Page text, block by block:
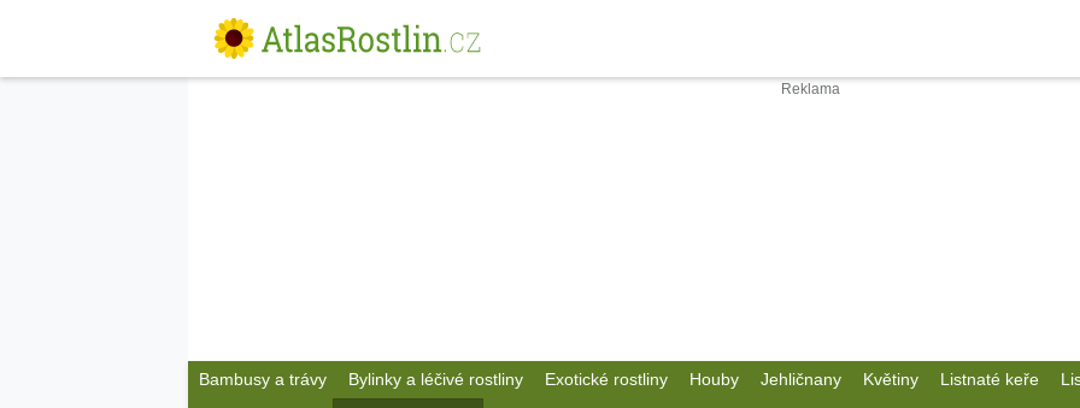
Bambusy a trávy Bylinky a léčivé rostliny Exotické rostliny Houby Jehličnany Květiny Listnaté keře